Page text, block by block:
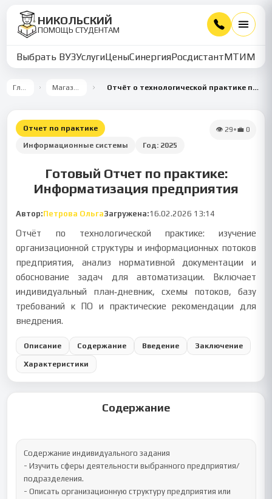
НИКОЛЬСКИЙ
ПОМОЩЬ СТУДЕНТАМ
Выбрать ВУЗУслугиЦеныСинергияРосдистантМТИММУ
Главная Магазин работ Отчёт о технологической практике по информатизации процессов предприятия
Отчет по практике
Информационные системы
Год: 2025
👁 29•💼 0
Готовый Отчет по практике:
Информатизация предприятия
Автор:Петрова ОльгаЗагружена:16.02.2026 13:14
Отчёт по технологической практике: изучение
организационной структуры и информационных потоков
предприятия, анализ нормативной документации и
обоснование задач для автоматизации. Включает
индивидуальный план‑дневник, схемы потоков, базу
требований к ПО и практические рекомендации для
внедрения.
Описание Содержание Введение Заключение
Характеристики
Содержание
Содержание индивидуального задания
- Изучить сферы деятельности выбранного предприятия/
подразделения.
- Описать организационную структуру предприятия или